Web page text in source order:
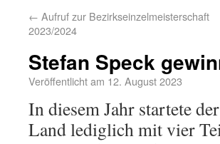
← Aufruf zur Bezirkseinzelmeisterschaft
2023/2024
Stefan Speck
Veröffentlicht am 12. August 2023
In diesem Jahr startete
Land lediglich mit vier